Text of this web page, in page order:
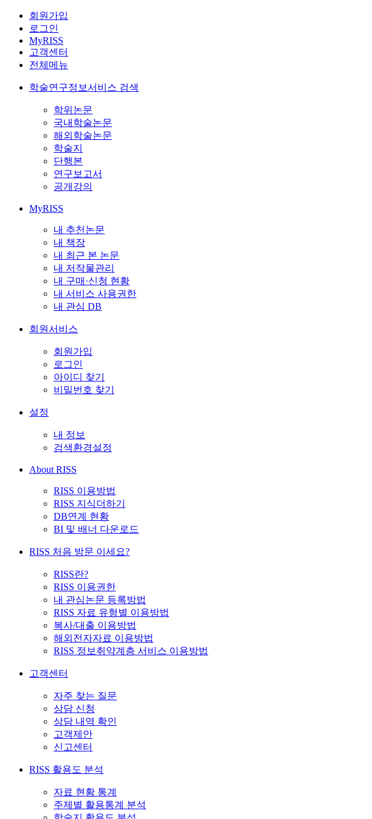
회원가입
로그인
MyRISS
고객센터
전체메뉴
학술연구정보서비스 검색
학위논문
국내학술논문
해외학술논문
학술지
단행본
연구보고서
공개강의
MyRISS
내 추천논문
내 책장
내 최근 본 논문
내 저작물관리
내 구매·신청 현황
내 서비스 사용권한
내 관심 DB
회원서비스
회원가입
로그인
아이디 찾기
비밀번호 찾기
설정
내 정보
검색환경설정
About RISS
RISS 이용방법
RISS 지식더하기
DB연계 현황
BI 및 배너 다운로드
RISS 처음 방문 이세요?
RISS란?
RISS 이용권한
내 관심논문 등록방법
RISS 자료 유형별 이용방법
복사/대출 이용방법
해외전자자료 이용방법
RISS 정보취약계층 서비스 이용방법
고객센터
자주 찾는 질문
상담 신청
상담 내역 확인
고객제안
신고센터
RISS 활용도 분석
자료 현황 통계
주제별 활용통계 분석